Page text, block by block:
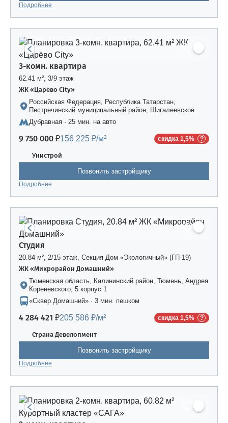
Подробнее
3-комн. квартира
62.41 м², 3/9 этаж
ЖК «Царёво City»
Российская Федерация, Республика Татарстан,
Пестречинский муниципальный район, Шигалеевское
сельское поселение, жилой комплекс «Усадьба
Царево-2», дом 3
Дубравная · 25 мин. на авто
9 750 000 ₽156 225 ₽/м² скидка 1,5%
Унистрой
Позвонить застройщику
Подробнее
Студия
20.84 м², 2/15 этаж, Секция Дом «Экологичный» (ГП-19)
ЖК «Микрорайон Домашний»
Тюменская область, Калининский район, Тюмень, Андрея
Кореневского, 5 корпус 1
«Сквер Домашний» · 3 мин. пешком
4 284 421 ₽205 586 ₽/м² скидка 1,5%
Страна Девелопмент
Позвонить застройщику
Подробнее